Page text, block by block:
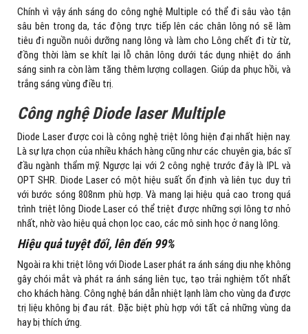
Chính vì vậy ánh sáng do công nghệ Multiple có thể đi sâu vào tận
sâu bên trong da, tác động trực tiếp lên các chân lông nó sẽ làm
tiêu đi nguồn nuôi dưỡng nang lông và làm cho Lông chết đi từ từ,
đồng thời làm se khít lại lỗ chân lông dưới tác dụng nhiệt do ánh
sáng sinh ra còn làm tăng thêm lượng collagen. Giúp da phục hồi, và
trắng sáng vùng điều trị.
Công nghệ Diode laser Multiple
Diode Laser được coi là công nghệ triệt lông hiện đại nhất hiện nay.
Là sự lựa chọn của nhiều khách hàng cũng như các chuyên gia, bác sĩ
đầu ngành thẩm mỹ. Ngược lại với 2 công nghệ trước đây là IPL và
OPT SHR. Diode Laser có một hiệu suất ổn định và liên tục duy trì
với bước sóng 808nm phù hợp. Và mang lại hiệu quả cao trong quá
trình triệt lông Diode Laser có thể triệt được những sợi lông tơ nhỏ
nhất, nhờ vào hiệu quả chọn lọc cao, các mô sinh học ở nang lông.
Hiệu quả tuyệt đối, lên đến 99%
Ngoài ra khi triệt lông với Diode Laser phát ra ánh sáng dịu nhẹ không
gây chói mắt và phát ra ánh sáng liên tục, tạo trải nghiệm tốt nhất
cho khách hàng. Công nghệ bán dẫn nhiệt lạnh làm cho vùng da được
trị liệu không bị đau rát. Đặc biệt phù hợp với tất cả những vùng da
hay bị thích ứng.